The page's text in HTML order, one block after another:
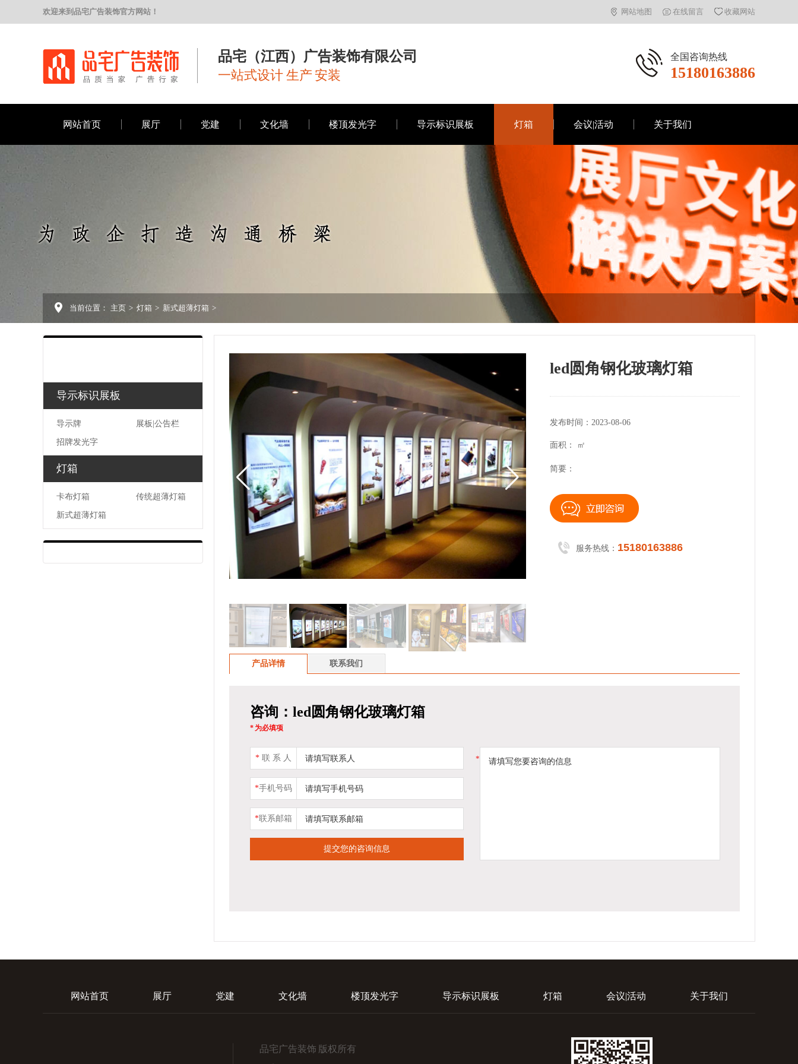
欢迎来到品宅广告装饰官方网站！ 网站地图 在线留言 收藏网站
品宅（江西）广告装饰有限公司
一站式设计 生产 安装
全国咨询热线
15180163886
网站首页 展厅 党建 文化墙 楼顶发光字 导示标识展板 灯箱 会议|活动 关于我们
当前位置： 主页 > 灯箱 > 新式超薄灯箱 >
led圆角钢化玻璃灯箱
发布时间：2023-08-06
面积： ㎡
简要：
服务热线： 15180163886
产品详情 联系我们
咨询：led圆角钢化玻璃灯箱
* 为必填项
*
* 联 系 人
*手机号码
*联系邮箱
导示标识展板
导示牌 展板|公告栏
招牌发光字
灯箱
卡布灯箱 传统超薄灯箱
新式超薄灯箱
网站首页 展厅 党建 文化墙 楼顶发光字 导示标识展板 灯箱 会议|活动 关于我们
品宅广告装饰 版权所有